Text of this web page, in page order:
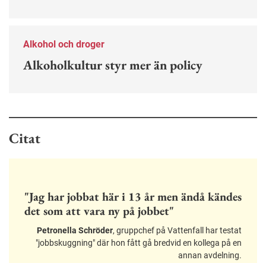
Alkohol och droger
Alkoholkultur styr mer än policy
Citat
"Jag har jobbat här i 13 år men ändå kändes
det som att vara ny på jobbet"
Petronella Schröder, gruppchef på Vattenfall har testat
"jobbskuggning" där hon fått gå bredvid en kollega på en
annan avdelning.